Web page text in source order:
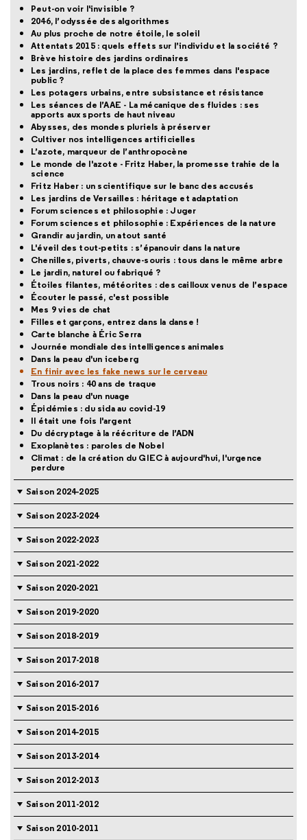
Peut-on voir l'invisible ?
2046, l’odyssée des algorithmes
Au plus proche de notre étoile, le soleil
Attentats 2015 : quels effets sur l’individu et la société ?
Brève histoire des jardins ordinaires
Les jardins, reflet de la place des femmes dans l'espace
public ?
Les potagers urbains, entre subsistance et résistance
Les séances de l’AAE - La mécanique des fluides : ses
apports aux sports de haut niveau
Abysses, des mondes pluriels à préserver
Cultiver nos intelligences artificielles
L’azote, marqueur de l’anthropocène
Le monde de l'azote - Fritz Haber, la promesse trahie de la
science
Fritz Haber : un scientifique sur le banc des accusés
Les jardins de Versailles : héritage et adaptation
Forum sciences et philosophie : Juger
Forum sciences et philosophie : Expériences de la nature
Grandir au jardin, un atout santé
L'éveil des tout-petits : s’épanouir dans la nature
Chenilles, piverts, chauve-souris : tous dans le même arbre
Le jardin, naturel ou fabriqué ?
Étoiles filantes, météorites : des cailloux venus de l’espace
Écouter le passé, c'est possible
Mes 9 vies de chat
Filles et garçons, entrez dans la danse !
Carte blanche à Éric Serra
Journée mondiale des intelligences animales
Dans la peau d'un iceberg
En finir avec les fake news sur le cerveau
Trous noirs : 40 ans de traque
Dans la peau d'un nuage
Épidémies : du sida au covid-19
Il était une fois l'argent
Du décryptage à la réécriture de l’ADN
Exoplanètes : paroles de Nobel
Climat : de la création du GIEC à aujourd'hui, l'urgence
perdure
Saison 2024-2025
Saison 2023-2024
Saison 2022-2023
Saison 2021-2022
Saison 2020-2021
Saison 2019-2020
Saison 2018-2019
Saison 2017-2018
Saison 2016-2017
Saison 2015-2016
Saison 2014-2015
Saison 2013-2014
Saison 2012-2013
Saison 2011-2012
Saison 2010-2011